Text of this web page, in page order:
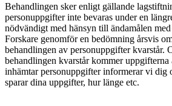
Behandlingen sker enligt gällande
personuppgifter inte bevaras under en
nödvändigt med hänsyn till ändamålen
Forskare genomför en bedömning årsvis
behandlingen av personuppgifter kvarstår.
behandlingen kvarstår kommer uppgifterna
inhämtar personuppgifter informerar vi dig
sparar dina uppgifter, hur länge etc.